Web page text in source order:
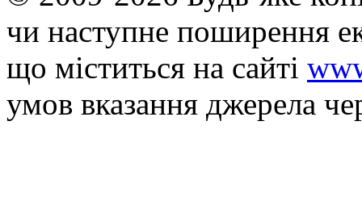
чи наступне поширення
що мiститься на сайті
умов вказання джерела